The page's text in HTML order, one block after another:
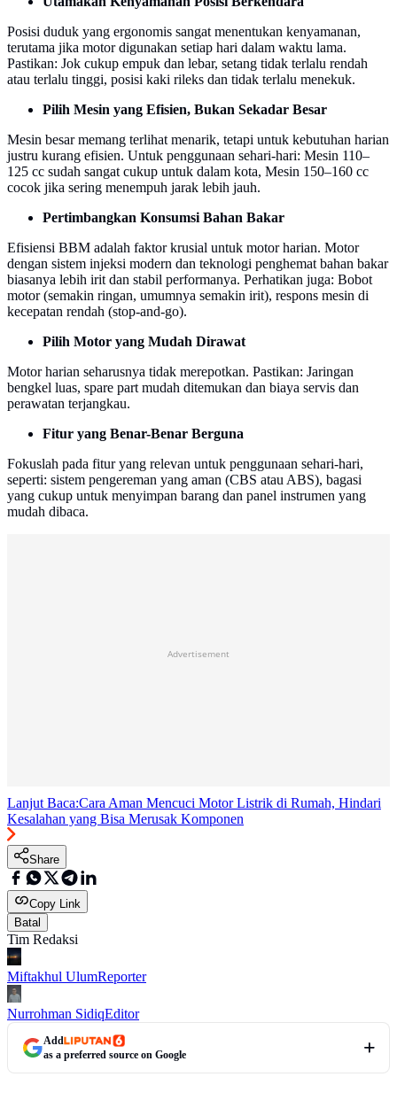
Posisi duduk yang ergonomis sangat menentukan kenyamanan,
terutama jika motor digunakan setiap hari dalam waktu lama.
Pastikan: Jok cukup empuk dan lebar, setang tidak terlalu rendah
atau terlalu tinggi, posisi kaki rileks dan tidak terlalu menekuk.
Pilih Mesin yang Efisien, Bukan Sekadar Besar
Mesin besar memang terlihat menarik, tetapi untuk kebutuhan harian
justru kurang efisien. Untuk penggunaan sehari-hari: Mesin 110–
125 cc sudah sangat cukup untuk dalam kota, Mesin 150–160 cc
cocok jika sering menempuh jarak lebih jauh.
Pertimbangkan Konsumsi Bahan Bakar
Efisiensi BBM adalah faktor krusial untuk motor harian. Motor
dengan sistem injeksi modern dan teknologi penghemat bahan bakar
biasanya lebih irit dan stabil performanya. Perhatikan juga: Bobot
motor (semakin ringan, umumnya semakin irit), respons mesin di
kecepatan rendah (stop-and-go).
Pilih Motor yang Mudah Dirawat
Motor harian seharusnya tidak merepotkan. Pastikan: Jaringan
bengkel luas, spare part mudah ditemukan dan biaya servis dan
perawatan terjangkau.
Fitur yang Benar-Benar Berguna
Fokuslah pada fitur yang relevan untuk penggunaan sehari-hari,
seperti: sistem pengereman yang aman (CBS atau ABS), bagasi
yang cukup untuk menyimpan barang dan panel instrumen yang
mudah dibaca.
Advertisement
Lanjut Baca:Cara Aman Mencuci Motor Listrik di Rumah, Hindari
Kesalahan yang Bisa Merusak Komponen
Share
Copy Link
Batal
Tim Redaksi
Miftakhul UlumReporter
Nurrohman SidiqEditor
Add
as a preferred source on Google